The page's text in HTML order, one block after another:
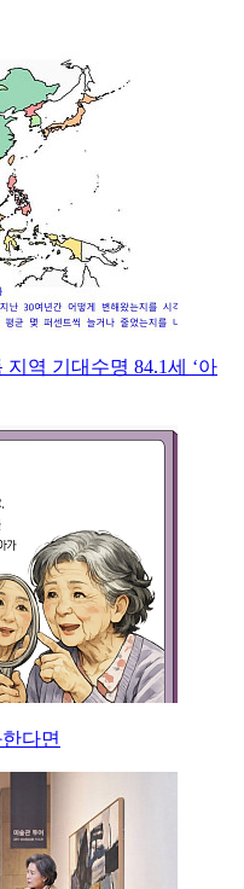
역 기대수명 84.1세 ‘아
다면